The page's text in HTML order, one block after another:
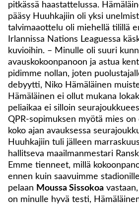
pitkässä haastattelussa.
pääsy Huuhkajiin oli yksi
talvimaaottelu oli miehellä tilillä
Irlannissa Nations Leaguessa
kuvioihin. – Minulle oli suuri
avauskokoonpanoon ja astua
pidimme nollan, joten
debyytti, Niko Hämäläinen
Hämäläinen ei ollut mukana
peliaikaa ei silloin
QPR-sopimuksen myötä mies on
koko ajan avauksessa
Huuhkajiin tuli jälleen
hallitseva maailmanmestari
Emme tienneet, millä
ennen kuin saavuimme
pelaan Moussa Sissokoa
on minulle hyvä testi,